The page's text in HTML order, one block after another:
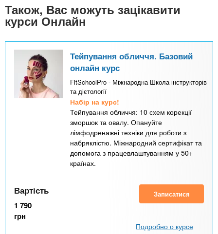
Також, Вас можуть зацікавити
курси Онлайн
Тейпування обличчя. Базовий
онлайн курс
FitSchoolPro - Міжнародна Школа інструкторів
та дієтології
Набір на курс!
Тейпування обличчя: 10 схем корекції
зморшок та овалу. Опануйте
лімфодренажні техніки для роботи з
набряклістю. Міжнародний сертифікат та
допомога з працевлаштуванням у 50+
країнах.
Вартість
1 790
грн
Записатися
Подробно о курсе